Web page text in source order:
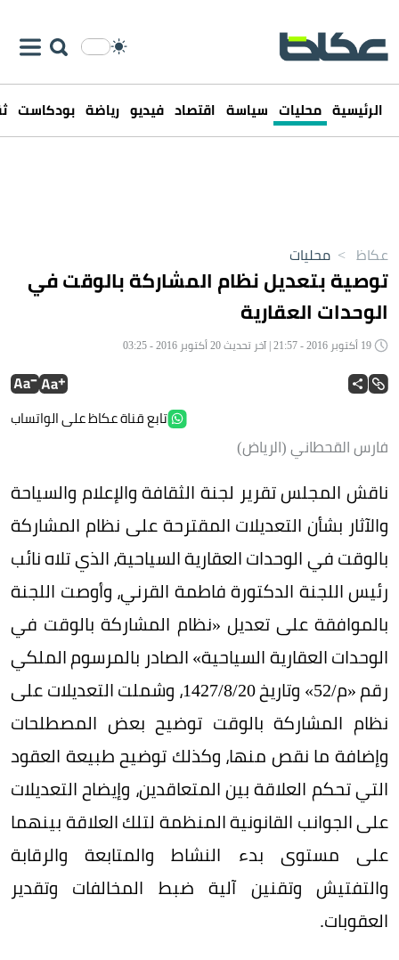
الرئيسية محليات سياسة اقتصاد فيديو رياضة بودكاست
عكاظ > محليات
توصية بتعديل نظام المشاركة بالوقت في
الوحدات العقارية
تابع قناة عكاظ على الواتساب
فارس القحطاني (الرياض)
ناقش المجلس تقرير لجنة الثقافة والإعلام والسياحة
والآثار بشأن التعديلات المقترحة على نظام المشاركة
بالوقت في الوحدات العقارية السياحية، الذي تلاه نائب
رئيس اللجنة الدكتورة فاطمة القرني، وأوصت اللجنة
بالموافقة على تعديل «نظام المشاركة بالوقت في
الوحدات العقارية السياحية» الصادر بالمرسوم الملكي
رقم «م/‏52» وتاريخ 20/‏8/‏1427، وشملت التعديلات على
نظام المشاركة بالوقت توضيح بعض المصطلحات
وإضافة ما نقص منها، وكذلك توضيح طبيعة العقود
التي تحكم العلاقة بين المتعاقدين، وإيضاح التعديلات
على الجوانب القانونية المنظمة لتلك العلاقة بينهما
على مستوى بدء النشاط والمتابعة والرقابة
والتفتيش وتقنين آلية ضبط المخالفات وتقدير
العقوبات.